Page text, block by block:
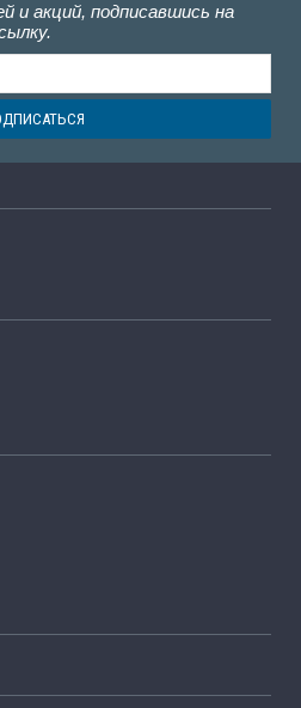
и акций, подписавшись на